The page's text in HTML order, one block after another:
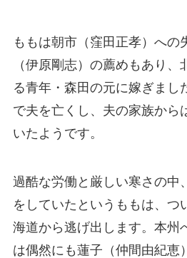
ももは朝市（窪田正孝）への
（伊原剛志）の薦めもあり
る青年・森田の元に嫁ぎまし
で夫を亡くし、夫の家族から
いたようです。
過酷な労働と厳しい寒さの中
をしていたというももは、つ
海道から逃げ出します。本州
は偶然にも蓮子（仲間由紀恵